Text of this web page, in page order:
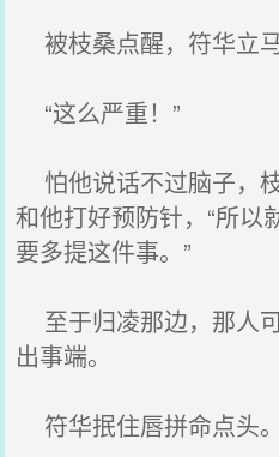
被枝桑点醒，符华立
“这么严重！”
怕他说话不过脑子，
和他打好预防针，“所以
要多提这件事。”
至于归凌那边，那人
出事端。
符华抿住唇拼命点头。